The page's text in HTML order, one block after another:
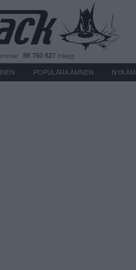
88 750 827 inlägg
POPULÄRA ÄMNEN NYA